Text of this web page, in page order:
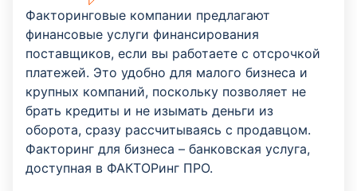
Факторинговые компании предлагают
финансовые услуги финансирования
поставщиков, если вы работаете с отсрочкой
платежей. Это удобно для малого бизнеса и
крупных компаний, поскольку позволяет не
брать кредиты и не изымать деньги из
оборота, сразу рассчитываясь с продавцом.
Факторинг для бизнеса – банковская услуга,
доступная в ФАКТОРинг ПРО.